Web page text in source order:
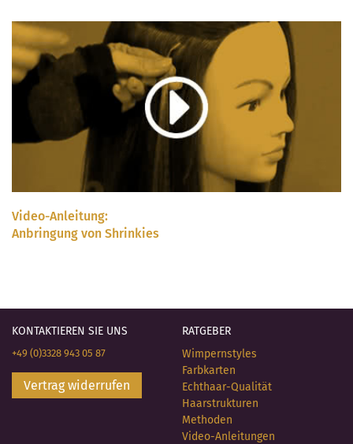
Video-Anleitung:
Anbringung von Shrinkies
KONTAKTIEREN SIE UNS
+49 (0)3328 943 05 87
Vertrag widerrufen
RATGEBER
Wimpernstyles
Farbkarten
Echthaar-Qualität
Haarstrukturen
Methoden
Video-Anleitungen